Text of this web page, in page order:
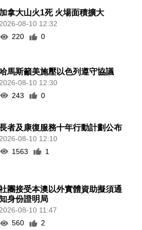
加拿大山火1死 火場面積擴大
08-10 12:32
220
0
哈馬斯籲美施壓以色列遵守協議
2026-08-10 12:30
243
0
者及康復服務十年行動計劃公布
2026-08-10 12:10
1563
1
團接受本澳以外實體資助擬須通
身份證明局
2026-08-10 11:47
560
2